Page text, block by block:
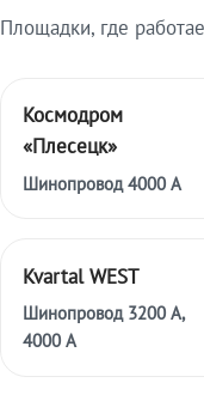
Площадки, где
Космодром
«Плесецк»
Шинопровод 4000 А
Kvartal WEST
Шинопровод 3200 А,
4000 А